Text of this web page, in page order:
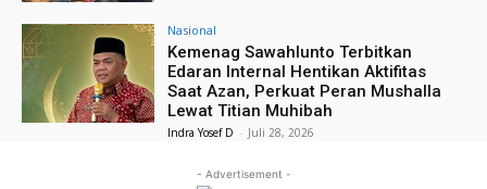
Nasional
Kemenag Sawahlunto Terbitkan
Edaran Internal Hentikan Aktifitas
Saat Azan, Perkuat Peran Mushalla
Lewat Titian Muhibah
Indra Yosef D - Juli 28, 2026
- Advertisement -